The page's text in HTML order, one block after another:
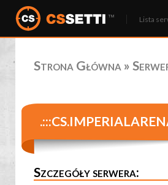
Lista
Strona Główna »
Szczegóły serwera: